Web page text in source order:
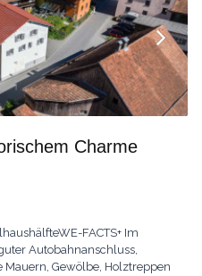
Charme
FACTS+ Im
Autobahnanschluss,
Mauern, Gewölbe, Holztreppen